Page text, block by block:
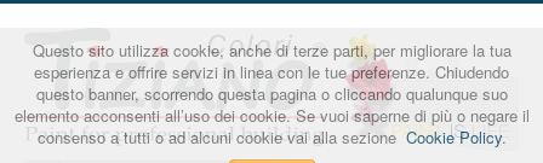
Questo sito utilizza cookie, anche di terze parti, per migliorare la tua
esperienza e offrire servizi in linea con le tue preferenze. Chiudendo
questo banner, scorrendo questa pagina o cliccando qualunque suo
elemento acconsenti all’uso dei cookie. Se vuoi saperne di più o negare il
consenso a tutti o ad alcuni cookie vai alla sezioneCookie Policy.